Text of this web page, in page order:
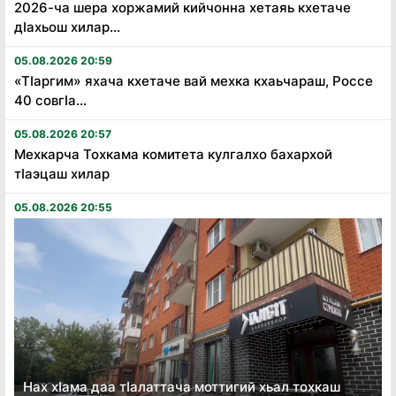
2026-ча шера хоржамий кийчонна хетаяь кхетаче
дӏахьош хилар...
05.08.2026 20:59
«Тӏаргим» яхача кхетаче вай мехка кхаьчараш, Россе
40 совгӏа...
05.08.2026 20:57
Мехкарча Тохкама комитета кулгалхо бахархой
тӏаэцаш хилар
05.08.2026 20:55
Нах хӏама даа тӏалаттача моттигий хьал тохкаш